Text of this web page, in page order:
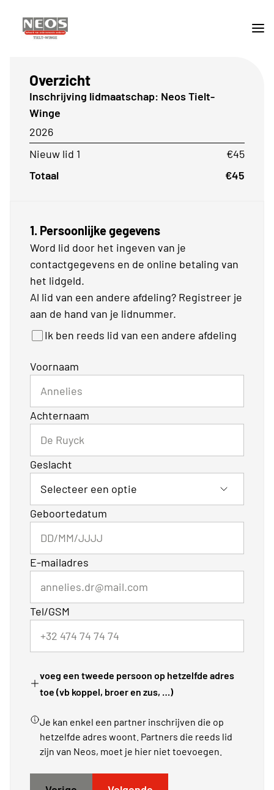
1. Persoonlijke gegevens
Word lid door het ingeven van je
contactgegevens en de online betaling van
het lidgeld.
Al lid van een andere afdeling? Registreer je
aan de hand van je lidnummer.
Ik ben reeds lid van een andere afdeling
Voornaam
Achternaam
Geslacht
Geboortedatum
E-mailadres
Tel/GSM
voeg een tweede persoon op hetzelfde adres
toe (vb koppel, broer en zus, …)
Je kan enkel een partner inschrijven die op
hetzelfde adres woont. Partners die reeds lid
zijn van Neos, moet je hier niet toevoegen.
Overzicht
Inschrijving lidmaatschap: Neos Tielt-
Winge
2026
Nieuw lid 1
€45
Totaal
€45